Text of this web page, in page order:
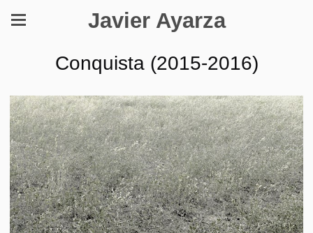
Javier Ayarza
Conquista (2015-2016)